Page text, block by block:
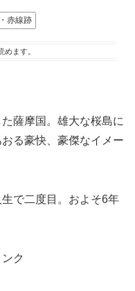
赤線跡
めます。
薩摩国。雄大な桜島に
る豪快、豪傑なイメー
で二度目。およそ6年
ク